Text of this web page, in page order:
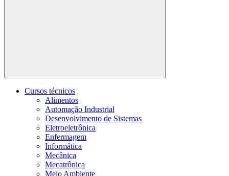
Buscar
Cursos técnicos
Alimentos
Automação Industrial
Desenvolvimento de Sistemas
Eletroeletrônica
Enfermagem
Informática
Mecânica
Mecatrônica
Meio Ambiente